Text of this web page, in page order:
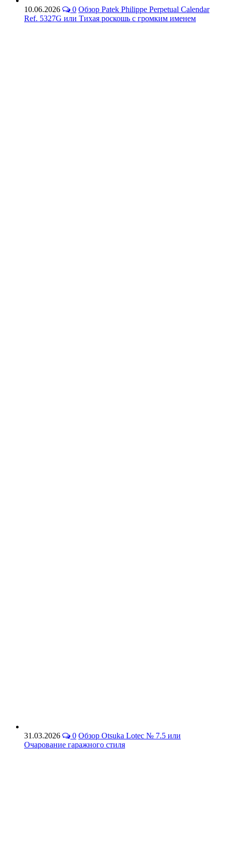
10.06.2026 0 Обзор Patek Philippe Perpetual Calendar
Ref. 5327G или Тихая роскошь с громким именем
31.03.2026 0 Обзор Otsuka Lotec № 7.5 или
Очарование гаражного стиля